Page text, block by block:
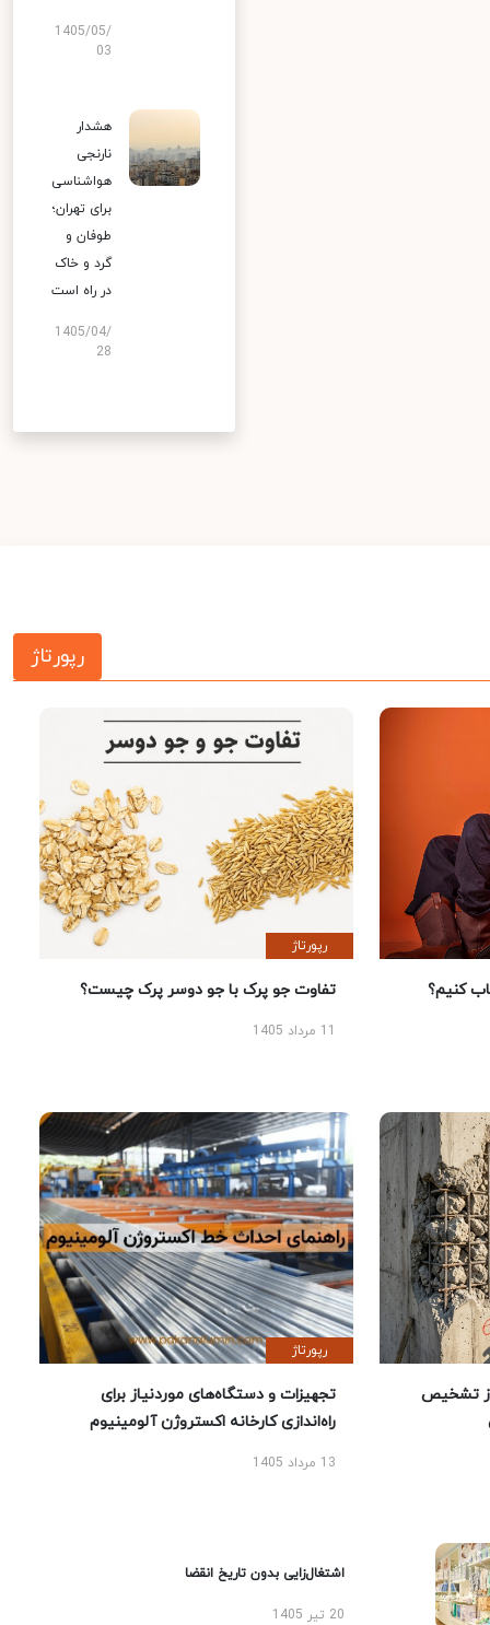
1405/05/
03
هشدار
نارنجی
هواشناسی
برای تهران؛
طوفان و
گرد و خاک
در راه است
1405/04/
28
رپورتاژ
کنیم؟
رپورتاژ
تفاوت جو پرک با جو دوسر پرک چیست؟
تشخیص
رپورتاژ
تجهیزات و دستگاه‌های موردنیاز برای
راه‌اندازی کارخانه اکستروژن آلومینیوم
13 مرداد 1405
اشتغال‌زایی بدون تاریخ انقضا
20 تیر 1405